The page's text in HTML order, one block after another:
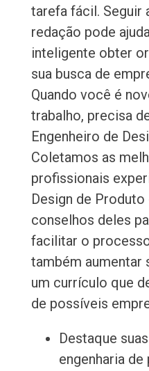
tarefa fácil. Seguir
redação pode
inteligente obter
sua busca de
Quando você é
trabalho, precisa
Engenheiro de
Coletamos as
profissionais
Design de
conselhos deles
facilitar o
também aumentar
um currículo que
de possíveis
Destaque
engenharia